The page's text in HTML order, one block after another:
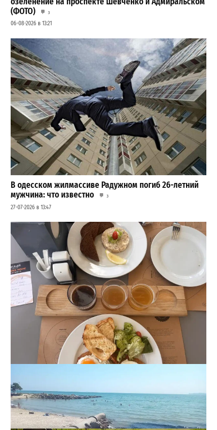
(ФОТО)
3
06-08-2026 в 13:21
В одесском жилмассиве Радужном погиб 26-летний
мужчина: что известно
3
27-07-2026 в 13:47
отдых в пабе на «Ланжероне»
01-08-2026 в 19:02
ВИБОР РЕДАКЦИИ